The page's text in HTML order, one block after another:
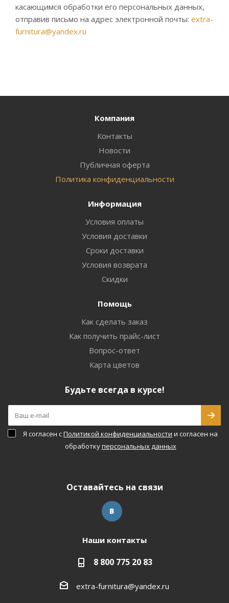
касающимся обработки его персональных данных,
отправив письмо на адрес электронной почты: extra-
furnitura@yandex.ru
Компания
Контакты
Новости
Публичная оферта
Политика конфиденциальности
Информация
Условия оплаты
Условия доставки
Сроки доставки
Условия возврата
Скидки
Помощь
Как сделать заказ
Как получить прайс-лист
Вопрос-ответ
Карта цветов
Будьте всегда в курсе!
Я согласен сПолитикой конфиденциальности и согласен на
обработкуперсональных данных
Оставайтесь на связи
Наши контакты
8 800 775 20 83
extra-furnitura@yandex.ru